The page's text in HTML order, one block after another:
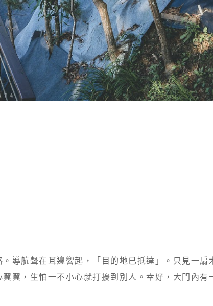
導航聲在耳邊響起，「目的地已抵達」。只見一扇
翼，生怕一不小心就打擾到別人。幸好，大門內有